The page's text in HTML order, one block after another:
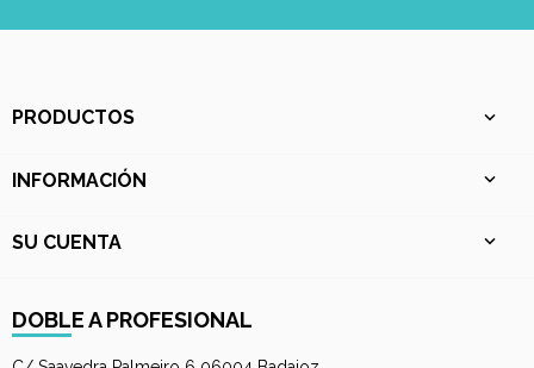
PRODUCTOS 
INFORMACIÓN 
SU CUENTA 
DOBLE A PROFESIONAL